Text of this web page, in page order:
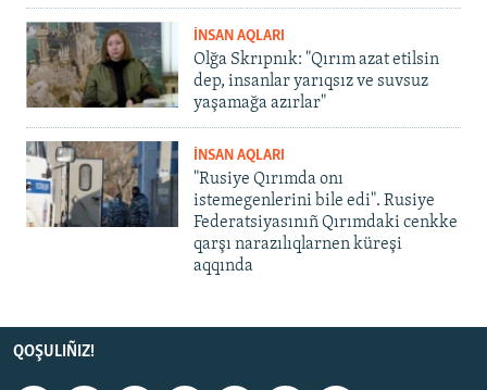
İNSAN AQLARI
Olğa Skrıpnık: "Qırım azat etilsin
dep, insanlar yarıqsız ve suvsuz
yaşamağa azırlar"
İNSAN AQLARI
"Rusiye Qırımda onı
istemegenlerini bile edi". Rusiye
Federatsiyasınıñ Qırımdaki cenkke
qarşı narazılıqlarnen küreşi
aqqında
QOŞULIÑIZ!